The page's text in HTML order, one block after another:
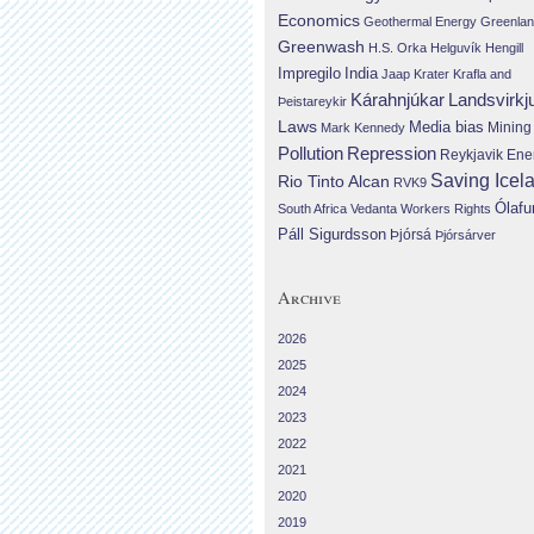
Economics Geothermal Energy
Greenwash H.S. Orka Helguvík Hengill
Impregilo India Jaap Krater Krafla and
Þeistareykir Kárahnjúkar
Laws Mark Kennedy Media bias Mining
Pollution Repression Reykjavik
Rio Tinto Alcan RVK9 Saving
South Africa Vedanta Workers Rights
Páll Sigurdsson Þjórsá Þjórsárver
Archive
2026
2025
2024
2023
2022
2021
2020
2019